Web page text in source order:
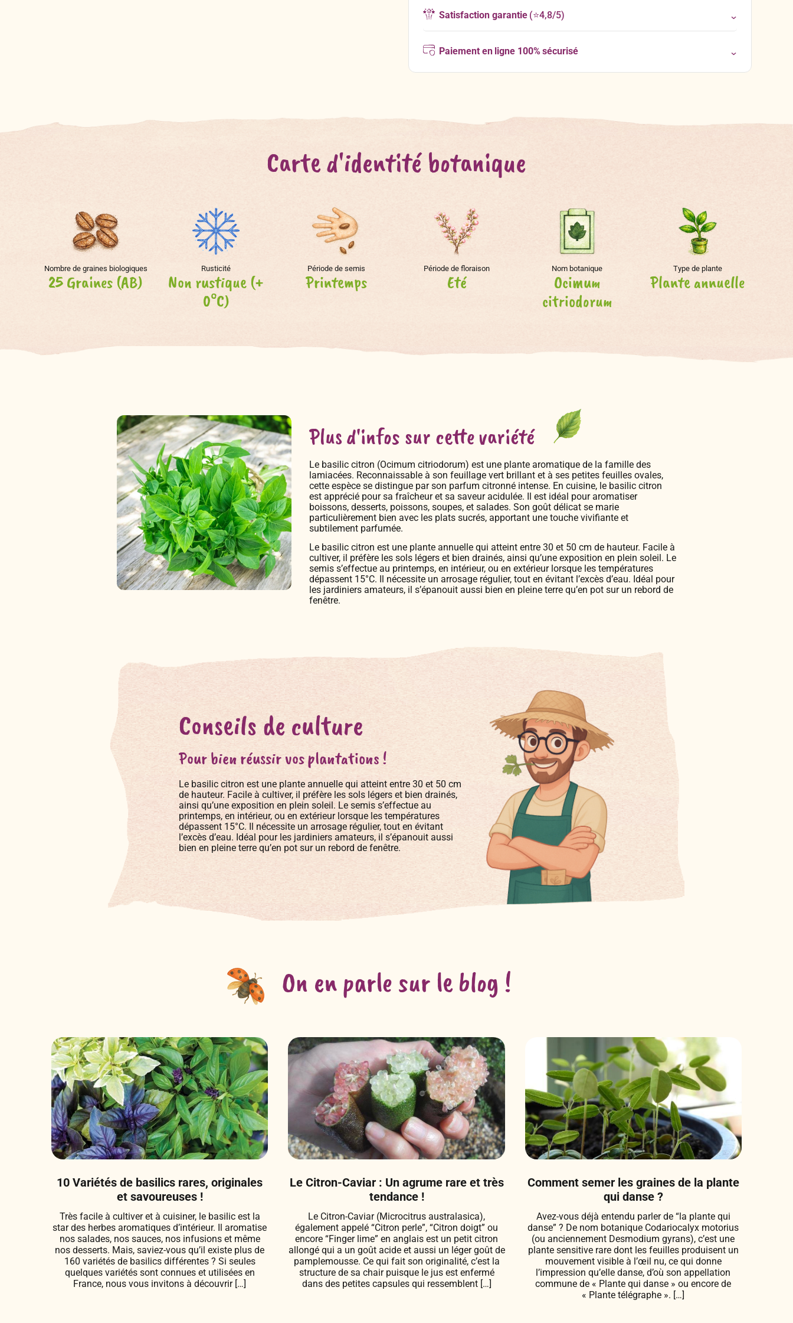
Satisfaction garantie(⭐4,8/5)
Paiement en ligne 100% sécurisé
Carte d'identité botanique
Nombre de graines biologiques
25 Graines (AB)
Rusticité
Non rustique (+
0°C)
Période de semis
Printemps
Période de floraison
Eté
Nom botanique
Ocimum
citriodorum
Type de plante
Plante annuelle
Plus d'infos sur cette variété
Le basilic citron (Ocimum citriodorum) est une plante aromatique de la famille des
lamiacées. Reconnaissable à son feuillage vert brillant et à ses petites feuilles ovales,
cette espèce se distingue par son parfum citronné intense. En cuisine, le basilic citron
est apprécié pour sa fraîcheur et sa saveur acidulée. Il est idéal pour aromatiser
boissons, desserts, poissons, soupes, et salades. Son goût délicat se marie
particulièrement bien avec les plats sucrés, apportant une touche vivifiante et
subtilement parfumée.
Le basilic citron est une plante annuelle qui atteint entre 30 et 50 cm de hauteur. Facile à
cultiver, il préfère les sols légers et bien drainés, ainsi qu’une exposition en plein soleil. Le
semis s’effectue au printemps, en intérieur, ou en extérieur lorsque les températures
dépassent 15°C. Il nécessite un arrosage régulier, tout en évitant l’excès d’eau. Idéal pour
les jardiniers amateurs, il s’épanouit aussi bien en pleine terre qu’en pot sur un rebord de
fenêtre.
Conseils de culture
Pour bien réussir vos plantations !
Le basilic citron est une plante annuelle qui atteint entre 30 et 50 cm
de hauteur. Facile à cultiver, il préfère les sols légers et bien drainés,
ainsi qu’une exposition en plein soleil. Le semis s’effectue au
printemps, en intérieur, ou en extérieur lorsque les températures
dépassent 15°C. Il nécessite un arrosage régulier, tout en évitant
l’excès d’eau. Idéal pour les jardiniers amateurs, il s’épanouit aussi
bien en pleine terre qu’en pot sur un rebord de fenêtre.
On en parle sur le blog !
10 Variétés de basilics rares, originales
et savoureuses !
Très facile à cultiver et à cuisiner, le basilic est la
star des herbes aromatiques d’intérieur. Il aromatise
nos salades, nos sauces, nos infusions et même
nos desserts. Mais, saviez-vous qu’il existe plus de
160 variétés de basilics différentes ? Si seules
quelques variétés sont connues et utilisées en
France, nous vous invitons à découvrir […]
Le Citron-Caviar : Un agrume rare et très
tendance !
Le Citron-Caviar (Microcitrus australasica),
également appelé “Citron perle”, “Citron doigt” ou
encore “Finger lime” en anglais est un petit citron
allongé qui a un goût acide et aussi un léger goût de
pamplemousse. Ce qui fait son originalité, c’est la
structure de sa chair puisque le jus est enfermé
dans des petites capsules qui ressemblent […]
Comment semer les graines de la plante
qui danse ?
Avez-vous déjà entendu parler de “la plante qui
danse” ? De nom botanique Codariocalyx motorius
(ou anciennement Desmodium gyrans), c’est une
plante sensitive rare dont les feuilles produisent un
mouvement visible à l’œil nu, ce qui donne
l’impression qu’elle danse, d’où son appellation
commune de « Plante qui danse » ou encore de
« Plante télégraphe ». […]